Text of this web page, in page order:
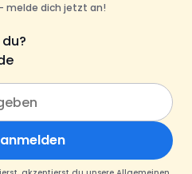
melde dich jetzt an!